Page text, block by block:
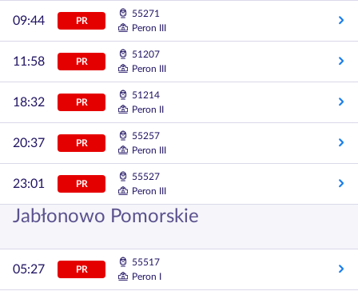
09:44 PR
55271
Peron III
11:58 PR
51207
Peron III
18:32 PR
51214
Peron II
20:37 PR
55257
Peron III
23:01 PR
55527
Peron III
Jabłonowo Pomorskie
05:27 PR
55517
Peron I